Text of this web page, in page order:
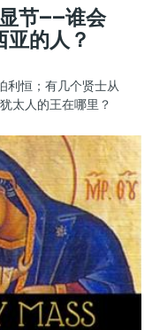
节——谁会
的人？
利恒；有几个贤士从
太人的王在哪里？